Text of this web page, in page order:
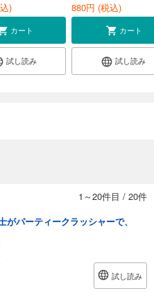
)
カート
試し読み
880円 (税込)
カート
試し読み
1～20件目 / 20件
がパーティークラッシャーで、
試し読み